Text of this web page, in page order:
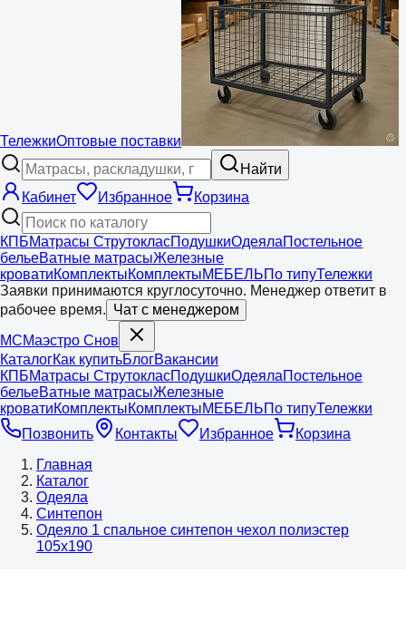
ТележкиОптовые поставки
Найти
Кабинет
Избранное Корзина
КПБМатрасы СтрутокласПодушкиОдеялаПостельное
бельеВатные матрасыЖелезные
кроватиКомплектыКомплектыМЕБЕЛЬПо типуТележки
Заявки принимаются круглосуточно. Менеджер ответит в
рабочее время. Чат с менеджером
МСМаэстро Снов
КаталогКак купитьБлогВакансии
КПБМатрасы СтрутокласПодушкиОдеялаПостельное
бельеВатные матрасыЖелезные
кроватиКомплектыКомплектыМЕБЕЛЬПо типуТележки
Позвонить
Контакты Избранное
Корзина
Главная
Каталог
Одеяла
Синтепон
Одеяло 1 спальное синтепон чехол полиэстер
105х190